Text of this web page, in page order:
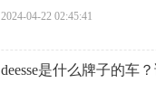
2024-04-22 02:45:41
​deesse是什么牌子的车